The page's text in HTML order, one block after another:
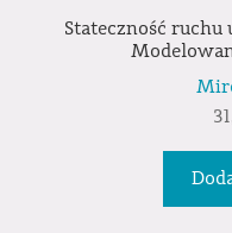
Stateczność ruchu